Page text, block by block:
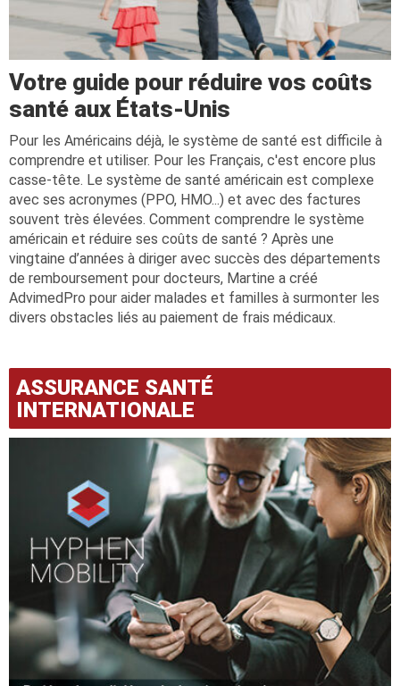
Votre guide pour réduire vos coûts
santé aux États-Unis
Pour les Américains déjà, le système de santé est difficile à
comprendre et utiliser. Pour les Français, c'est encore plus
casse-tête. Le système de santé américain est complexe
avec ses acronymes (PPO, HMO...) et avec des factures
souvent très élevées. Comment comprendre le système
américain et réduire ses coûts de santé ? Après une
vingtaine d’années à diriger avec succès des départements
de remboursement pour docteurs, Martine a créé
AdvimedPro pour aider malades et familles à surmonter les
divers obstacles liés au paiement de frais médicaux.
ASSURANCE SANTÉ
INTERNATIONALE